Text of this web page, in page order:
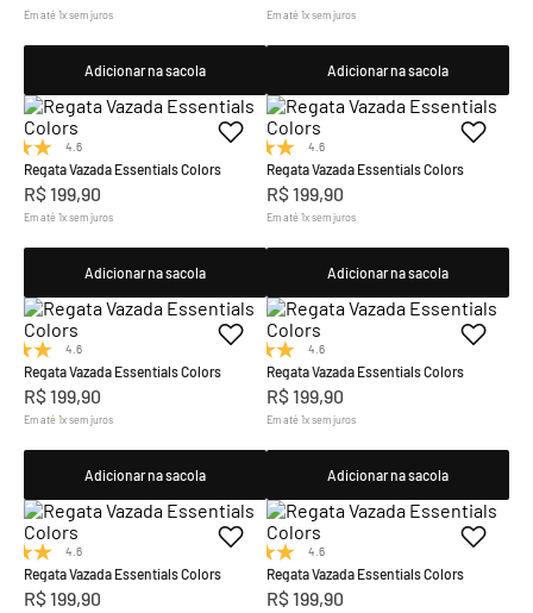
Em até1xsem juros
Adicionar na sacola
Em até1xsem juros
Adicionar na sacola
4.6
Regata Vazada Essentials Colors
R$199,90
Em até1xsem juros
Adicionar na sacola
4.6
Regata Vazada Essentials Colors
R$199,90
Em até1xsem juros
Adicionar na sacola
4.6
Regata Vazada Essentials Colors
R$199,90
Em até1xsem juros
Adicionar na sacola
4.6
Regata Vazada Essentials Colors
R$199,90
Em até1xsem juros
Adicionar na sacola
4.6
Regata Vazada Essentials Colors
R$199,90
4.6
Regata Vazada Essentials Colors
R$199,90